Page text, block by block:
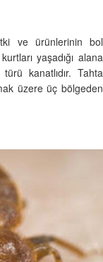
ve ürünlerinin bol
yaşadığı alana
kanatlıdır. Tahta
üzere üç bölgeden